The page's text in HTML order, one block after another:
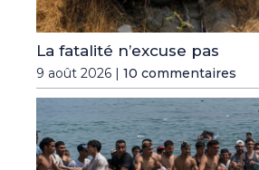
La fatalité n’excuse pas
9 août 2026 | 10 commentaires